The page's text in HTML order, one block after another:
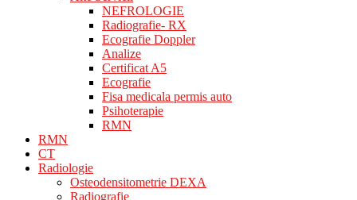
NEFROLOGIE
Radiografie- RX
Ecografie Doppler
Analize
Certificat A5
Ecografie
Fisa medicala permis auto
Psihoterapie
RMN
RMN
CT
Radiologie
Osteodensitometrie DEXA
Radiografie